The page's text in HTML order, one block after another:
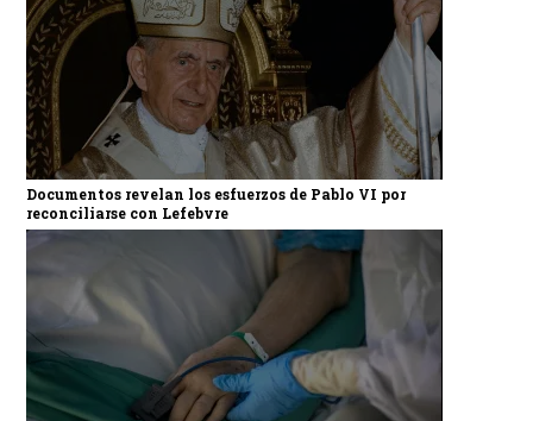
Documentos revelan los esfuerzos de Pablo VI por
reconciliarse con Lefebvre